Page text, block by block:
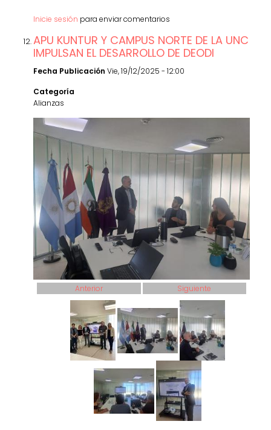
Inicie sesión para enviar comentarios
APU KUNTUR Y CAMPUS NORTE DE LA UNC
IMPULSAN EL DESARROLLO DE DEODI
Fecha Publicación Vie, 19/12/2025 - 12:00
Categoría
Alianzas
Anterior Siguiente